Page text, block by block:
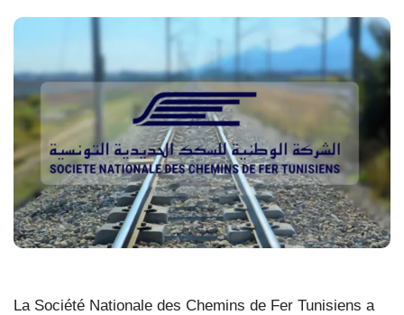
La Société Nationale des Chemins de Fer Tunisiens a